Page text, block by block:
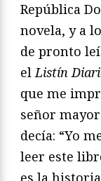
República
novela, y a
de pronto
elListín
que me
señor
decía: “Yo
leer este
es la